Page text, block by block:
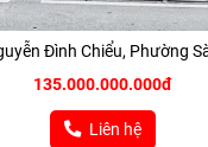
Đình Chiểu, Phường
135.000.000.000đ
Liên hệ